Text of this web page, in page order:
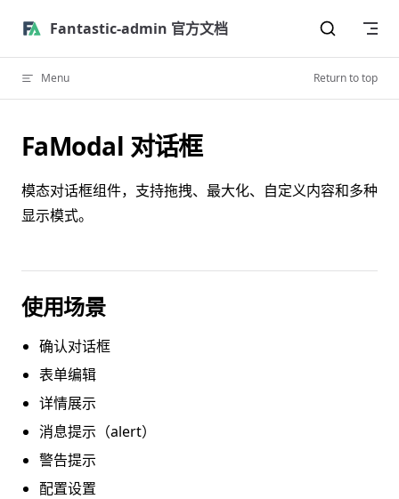
Skip to content
Fantastic-admin 官方文档
Menu Return to top
FaModal 对话框
模态对话框组件，支持拖拽、最大化、自定义内容和多种
显示模式。
使用场景
确认对话框
表单编辑
详情展示
消息提示（alert）
警告提示
配置设置